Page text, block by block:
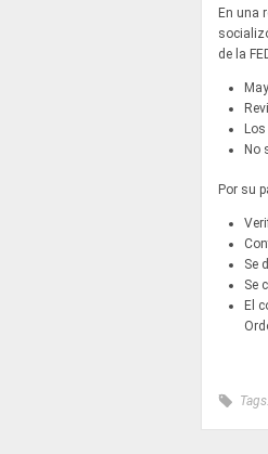
En una
de la
No
Por su
Se
Se
El
Tags: